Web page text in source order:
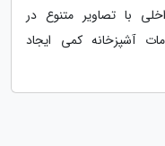
با تصاویر متنوع در
آشپزخانه کمی ایجاد